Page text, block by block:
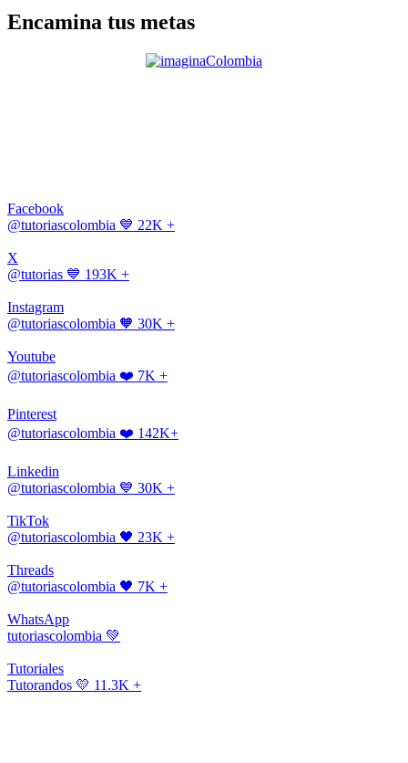
Encamina tus metas
Facebook
@tutoriascolombia 💙 22K +
X
@tutorias 💙 193K +
Instagram
@tutoriascolombia 🧡 30K +
Youtube
@tutoriascolombia ❤️ 7K +
Pinterest
@tutoriascolombia ❤️ 142K+
Linkedin
@tutoriascolombia 💙 30K +
TikTok
@tutoriascolombia 🖤 23K +
Threads
@tutoriascolombia 🖤 7K +
WhatsApp
tutoriascolombia 💚
Tutoriales
Tutorandos 💛 11.3K +